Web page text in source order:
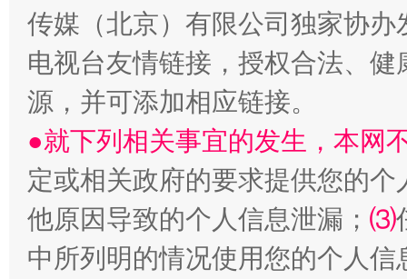
“刷贴”乱象丛生
生
传媒（北京）有限公司独家协
电视台友情链接，授权合法、
源，并可添加相应链接。
●就下列相关事宜的发生，本网
定或相关政府的要求提供您的个
他原因导致的个人信息泄漏； ⑶
中所列明的情况使用您的个人